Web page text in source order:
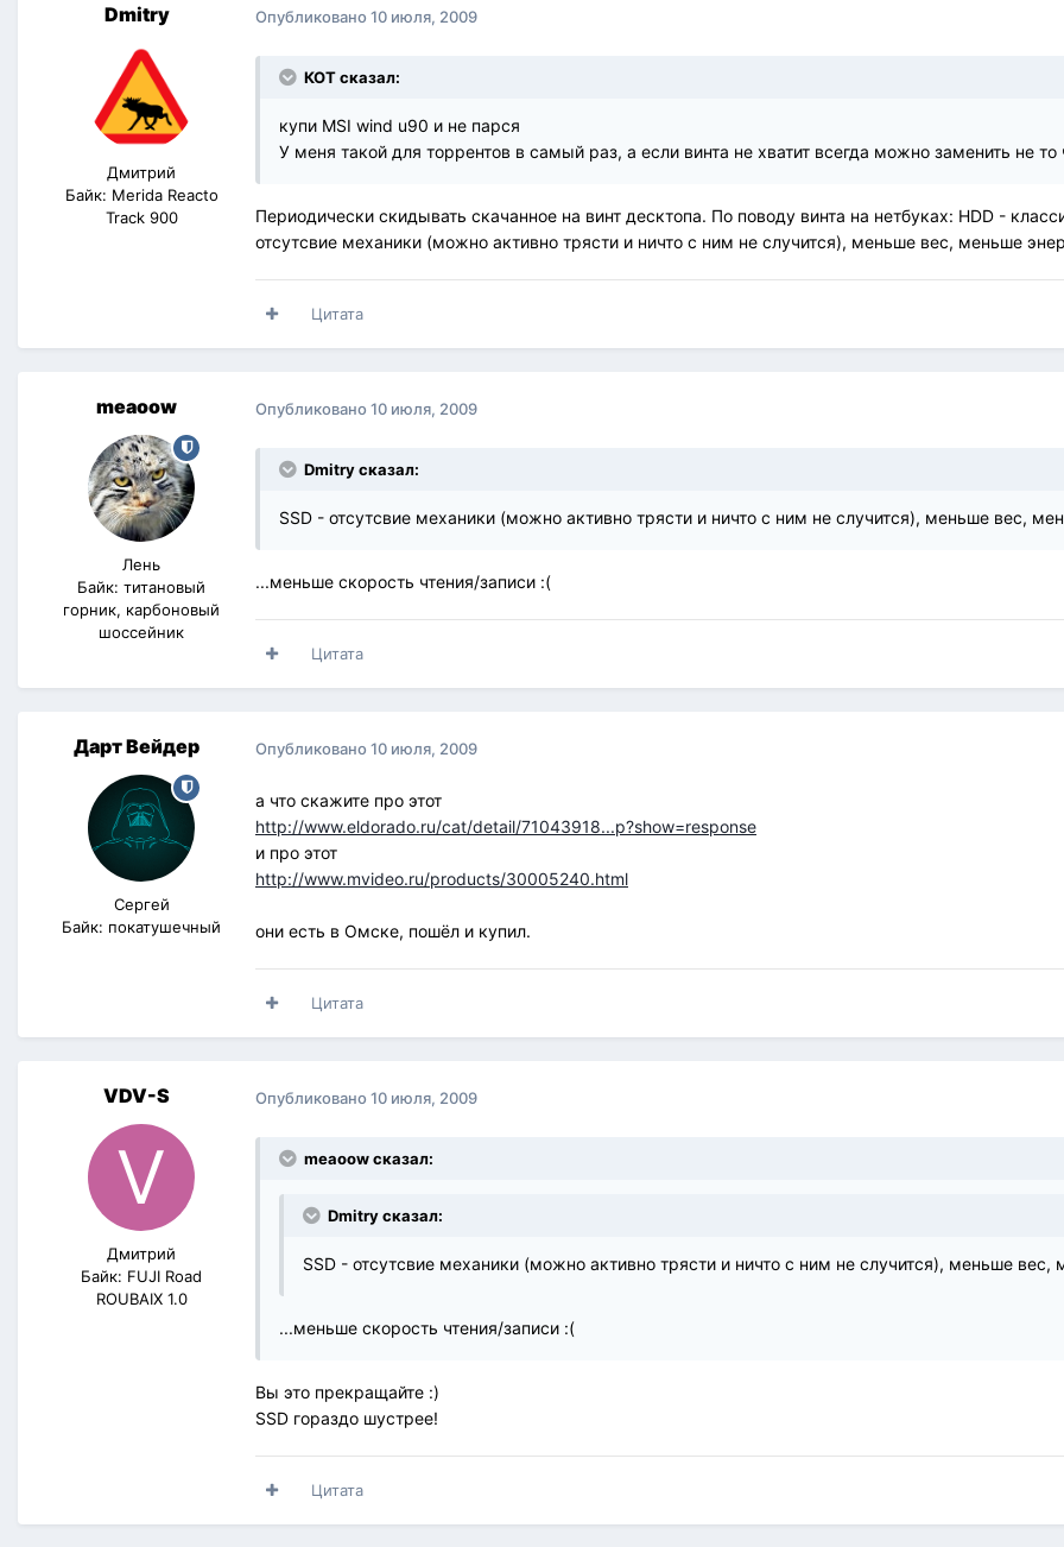
Dmitry
Дмитрий
Байк: Merida Reacto
Track 900
Опубликовано10 июля, 2009
КОТ сказал:
купи MSI wind u90 и не парся
У меня такой для торрентов в самый раз, а если винта не хватит всегда можно заменить не то
Периодически скидывать скачанное на винт десктопа. По поводу винта на нетбуках: HDD -
отсутсвие механики (можно активно трясти и ничто с ним не случится), меньше вес, меньше
Цитата
meaoow
Лень
Байк: титановый
горник, карбоновый
шоссейник
Опубликовано10 июля, 2009
Dmitry сказал:
SSD - отсутсвие механики (можно активно трясти и ничто с ним не случится), меньше вес,
...меньше скорость чтения/записи :(
Цитата
Дарт Вейдер
Сергей
Байк: покатушечный
Опубликовано10 июля, 2009
а что скажите про этот
http://www.eldorado.ru/cat/detail/71043918...p?show=response
и про этот
http://www.mvideo.ru/products/30005240.html
они есть в Омске, пошёл и купил.
Цитата
VDV-S
Дмитрий
Байк: FUJI Road
ROUBAIX 1.0
Опубликовано10 июля, 2009
meaoow сказал:
Dmitry сказал:
SSD - отсутсвие механики (можно активно трясти и ничто с ним не случится), меньше вес,
...меньше скорость чтения/записи :(
Вы это прекращайте :)
SSD гораздо шустрее!
Цитата